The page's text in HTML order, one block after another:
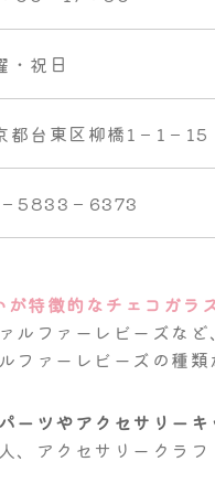
・祝日
都台東区柳橋1－1－
5833－6373
特徴的なチェコガラ
ルファーレビーズな
ァーレビーズの種類
ツやアクセサリーキ
、アクセサリークラ